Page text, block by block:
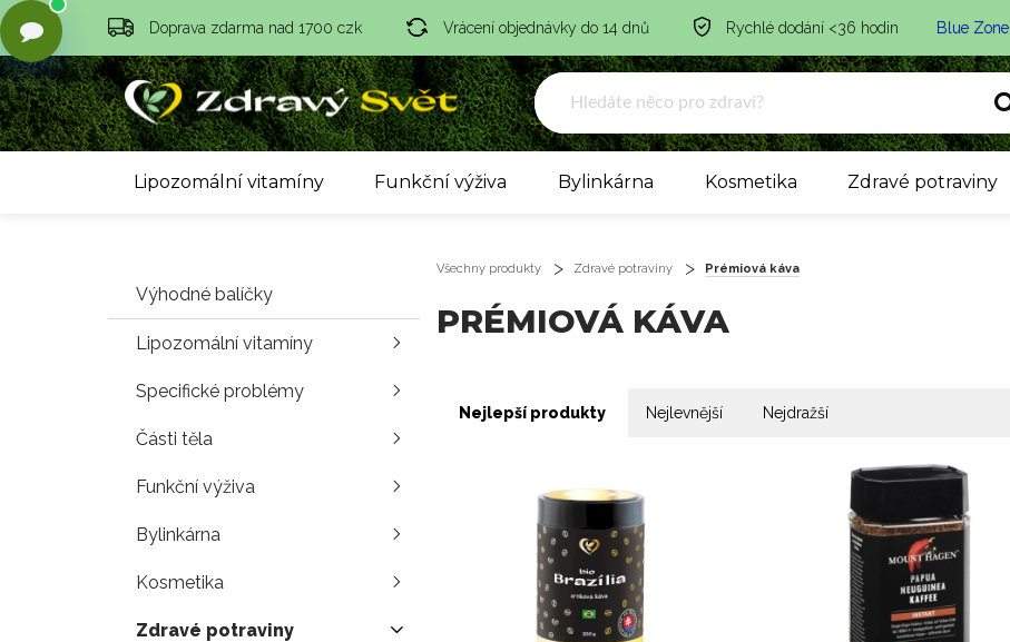
Doprava zdarma nad 1700 czk Vrácení objednávky do 14 dnů Rychlé dodání <36 hodin Blue Zone
Lipozomální vitamíny Funkční výživa Bylinkárna Kosmetika Zdravé potraviny
Výhodné balíčky
Lipozomální vitamíny
Specifické problémy
Části těla
Funkční výživa
Bylinkárna
Kosmetika
Zdravé potraviny
Všechny produkty Zdravé potraviny Prémiová káva
PRÉMIOVÁ KÁVA
Nejlepší produkty Nejlevnější Nejdražší